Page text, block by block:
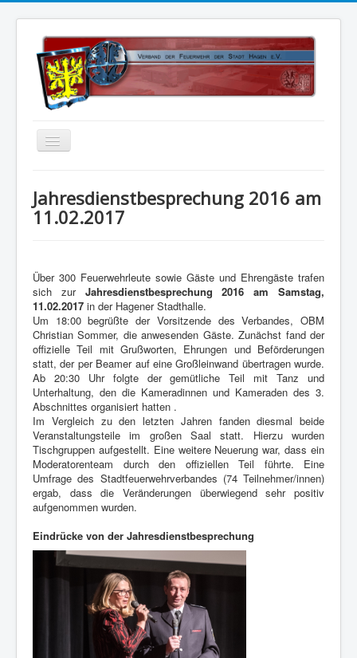
Über uns
Satzung
Kalender
Status 5
Berichte
Impressum
Datenschutz
Jahresdienstbesprechung 2016 am
11.02.2017
Über 300 Feuerwehrleute sowie Gäste und Ehrengäste trafen
sich zur Jahresdienstbesprechung 2016 am Samstag,
11.02.2017 in der Hagener Stadthalle.
Um 18:00 begrüßte der Vorsitzende des Verbandes, OBM
Christian Sommer, die anwesenden Gäste. Zunächst fand der
offizielle Teil mit Grußworten, Ehrungen und Beförderungen
statt, der per Beamer auf eine Großleinwand übertragen wurde.
Ab 20:30 Uhr folgte der gemütliche Teil mit Tanz und
Unterhaltung, den die Kameradinnen und Kameraden des 3.
Abschnittes organisiert hatten .
Im Vergleich zu den letzten Jahren fanden diesmal beide
Veranstaltungsteile im großen Saal statt. Hierzu wurden
Tischgruppen aufgestellt. Eine weitere Neuerung war, dass ein
Moderatorenteam durch den offiziellen Teil führte. Eine
Umfrage des Stadtfeuerwehrverbandes (74 Teilnehmer/innen)
ergab, dass die Veränderungen überwiegend sehr positiv
aufgenommen wurden.
Eindrücke von der Jahresdienstbesprechung